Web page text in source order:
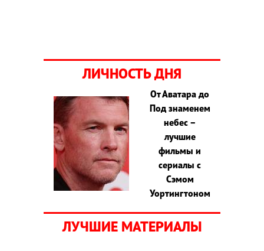
ЛИЧНОСТЬ ДНЯ
От Аватара до
Под знаменем
небес –
лучшие
фильмы и
сериалы с
Сэмом
Уортингтоном
ЛУЧШИЕ МАТЕРИАЛЫ